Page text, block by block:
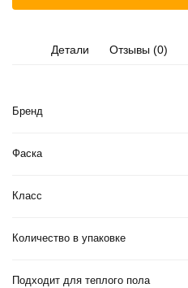
Детали Отзывы (0)
Бренд
Фаска
Класс
Количество в упаковке
Подходит для теплого пола